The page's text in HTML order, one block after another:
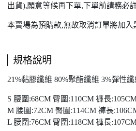
出貨),願意等候再下單,下單前請務必
本賣場為預購款,無故取消訂單將加入
規格說明
21%黏膠纖維 80%聚酯纖維 3%彈性纖
S 腰圍:68CM 臀圍:110CM 褲長
M 腰圍:72CM 臀圍:114CM 褲長
L 腰圍:76CM 臀圍:118CM 褲長